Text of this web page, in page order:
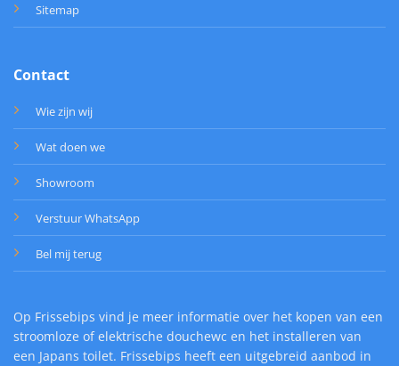
Sitemap
Contact
Wie zijn wij
Wat doen we
Showroom
Verstuur WhatsApp
Bel mij terug
Op Frissebips vind je meer informatie over het kopen van een
stroomloze of elektrische douchewc en het installeren van
een Japans toilet. Frissebips heeft een uitgebreid aanbod in